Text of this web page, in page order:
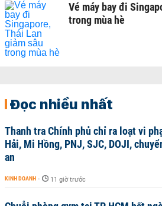
Vé máy bay đi
trong mùa hè
Đọc nhiều nhất
Thanh tra Chính phủ chỉ ra loạt vi
Hải, Mi Hồng, PNJ, SJC, DOJI,
an
KINH DOANH - 11 giờ trước